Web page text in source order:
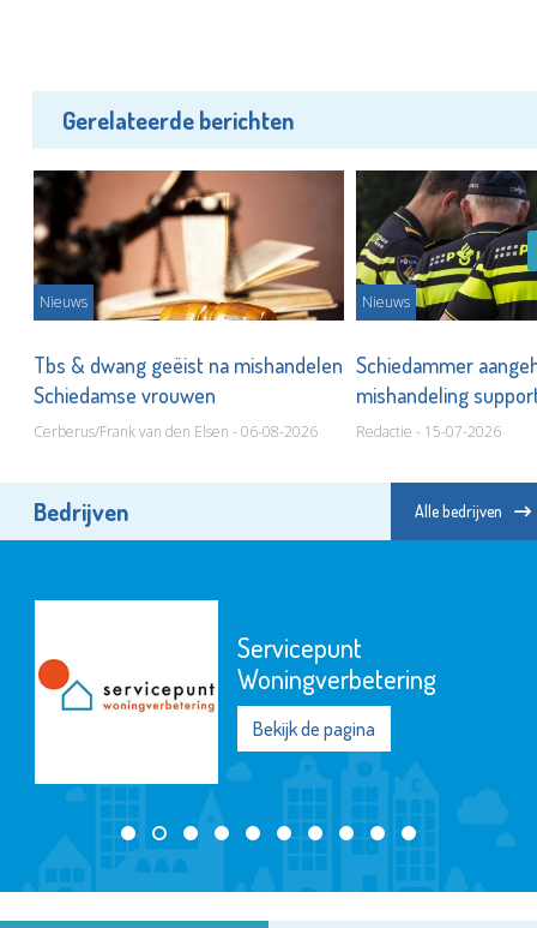
Gerelateerde berichten
Nieuws
Tbs & dwang geëist na mishandelen
Schiedamse vrouwen
Cerberus/Frank van den Elsen - 06-08-2026
Nieuws
Schiedammer
mishandeling
Redactie - 15-07-2026
Bedrijven Alle bedrijven
Servicepunt
Woningverbetering
Bekijk de pagina